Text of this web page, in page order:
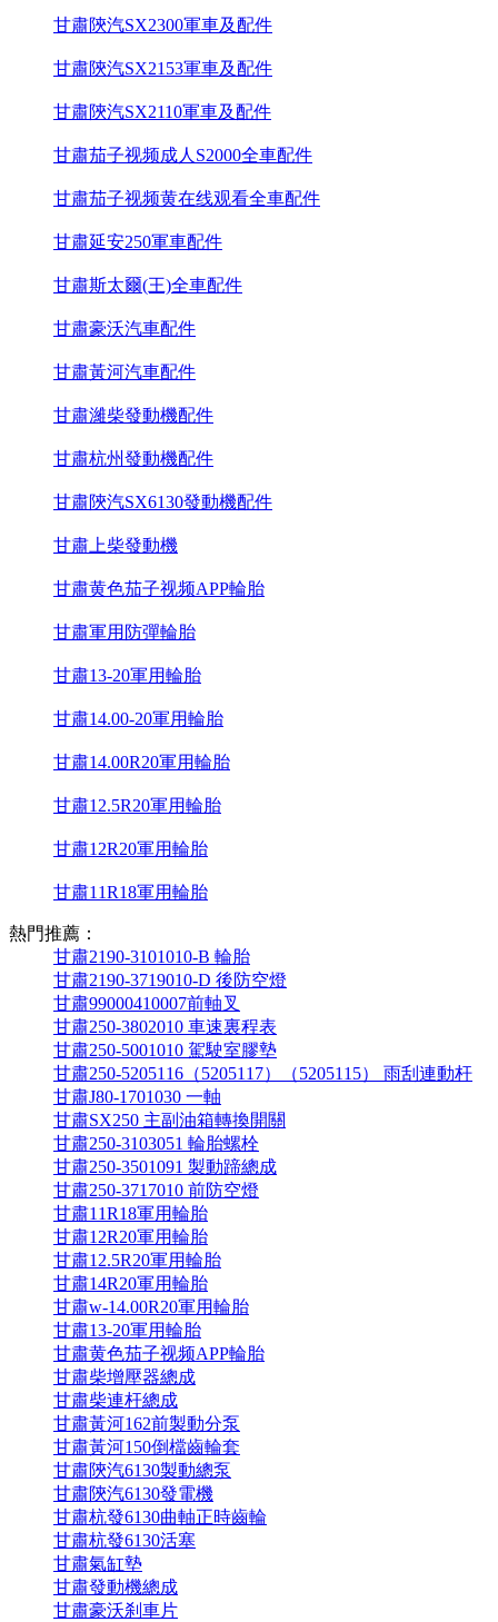
甘肅陝汽SX2300軍車及配件
甘肅陝汽SX2153軍車及配件
甘肅陝汽SX2110軍車及配件
甘肅茄子视频成人S2000全車配件
甘肅茄子视频黄在线观看全車配件
甘肅延安250軍車配件
甘肅斯太爾(王)全車配件
甘肅豪沃汽車配件
甘肅黃河汽車配件
甘肅濰柴發動機配件
甘肅杭州發動機配件
甘肅陝汽SX6130發動機配件
甘肅上柴發動機
甘肅黄色茄子视频APP輪胎
甘肅軍用防彈輪胎
甘肅13-20軍用輪胎
甘肅14.00-20軍用輪胎
甘肅14.00R20軍用輪胎
甘肅12.5R20軍用輪胎
甘肅12R20軍用輪胎
甘肅11R18軍用輪胎
熱門推薦：
甘肅2190-3101010-B 輪胎
甘肅2190-3719010-D 後防空燈
甘肅99000410007前軸叉
甘肅250-3802010 車速裏程表
甘肅250-5001010 駕駛室膠墊
甘肅250-5205116（5205117）（5205115） 雨刮連動杆
甘肅J80-1701030 一軸
甘肅SX250 主副油箱轉換開關
甘肅250-3103051 輪胎螺栓
甘肅250-3501091 製動蹄總成
甘肅250-3717010 前防空燈
甘肅11R18軍用輪胎
甘肅12R20軍用輪胎
甘肅12.5R20軍用輪胎
甘肅14R20軍用輪胎
甘肅w-14.00R20軍用輪胎
甘肅13-20軍用輪胎
甘肅黄色茄子视频APP輪胎
甘肅柴增壓器總成
甘肅柴連杆總成
甘肅黃河162前製動分泵
甘肅黃河150倒檔齒輪套
甘肅陝汽6130製動總泵
甘肅陝汽6130發電機
甘肅杭發6130曲軸正時齒輪
甘肅杭發6130活塞
甘肅氣缸墊
甘肅發動機總成
甘肅豪沃刹車片